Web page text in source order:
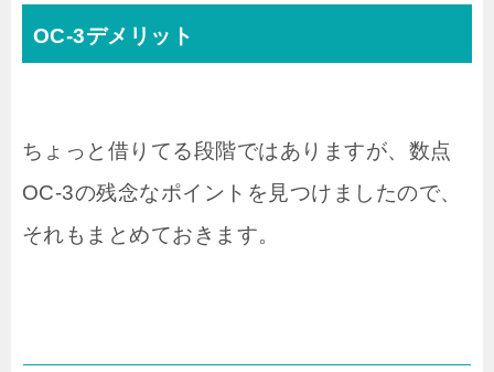
OC-3デメリット
ちょっと借りてる段階ではありますが、数点
OC-3の残念なポイントを見つけましたので、
それもまとめておきます。